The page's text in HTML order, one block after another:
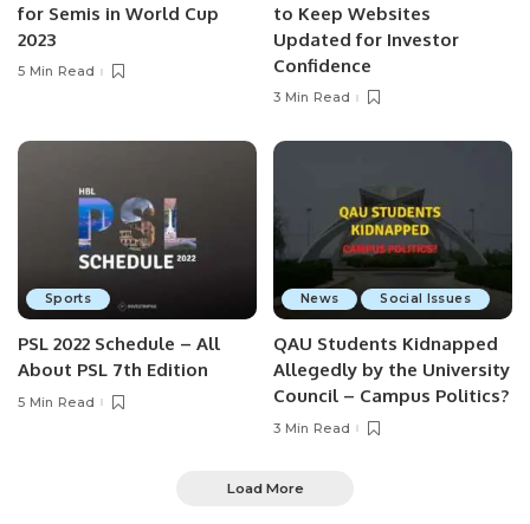
for Semis in World Cup
2023
5 Min Read
to Keep Websites
Updated for Investor
Confidence
3 Min Read
Sports
PSL 2022 Schedule – All
About PSL 7th Edition
5 Min Read
News Social Issues
QAU Students Kidnapped
Allegedly by the University
Council – Campus Politics?
3 Min Read
Load More